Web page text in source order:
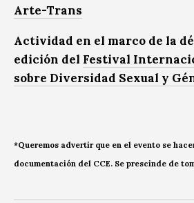
Arte-Trans
Actividad en el marco de la
edición del Festival
sobre Diversidad Sexual y
*Queremos advertir que en el evento se
documentación del CCE. Se prescinde de